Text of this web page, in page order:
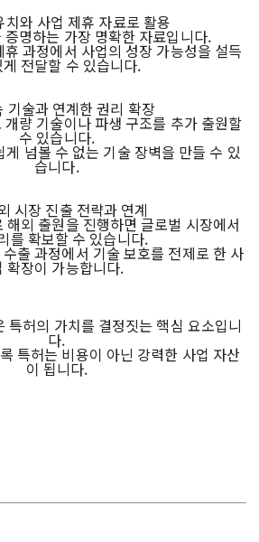
와 사업 제휴 자료로 활용
명하는 가장 명확한 자료입니다.
과정에서 사업의 성장 가능성을 설득
전달할 수 있습니다.
술과 연계한 권리 확장
량 기술이나 파생 구조를 추가 출원할
수 있습니다.
게 넘볼 수 없는 기술 장벽을 만들 수 있
습니다.
시장 진출 전략과 연계
해외 출원을 진행하면 글로벌 시장에서
를 확보할 수 있습니다.
출 과정에서 기술 보호를 전제로 한 사
확장이 가능합니다.
특허의 가치를 결정짓는 핵심 요소입니
다.
특허는 비용이 아닌 강력한 사업 자산
이 됩니다.